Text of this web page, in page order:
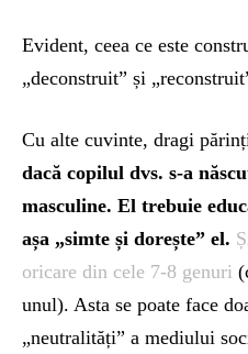
Evident, ceea ce este
„deconstruit” și
Cu alte cuvinte, dragi
dacă copilul dvs. s-a
masculine. El trebuie
așa „simte și dorește” el.
oricare din cele 7-8 genuri
unul). Asta se poate face
„neutralități” a mediului